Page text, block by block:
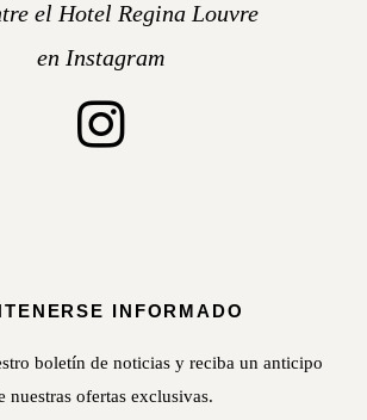
el Hotel Regina Louvre
en Instagram
INFORMADO
boletín de noticias y reciba un anticipo
nuestras ofertas exclusivas.